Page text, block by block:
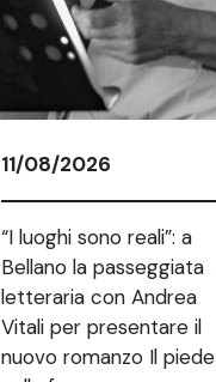
11/08/2026
“I luoghi sono reali”: a
Bellano la passeggiata
letteraria con Andrea
Vitali per presentare il
nuovo romanzo Il piede